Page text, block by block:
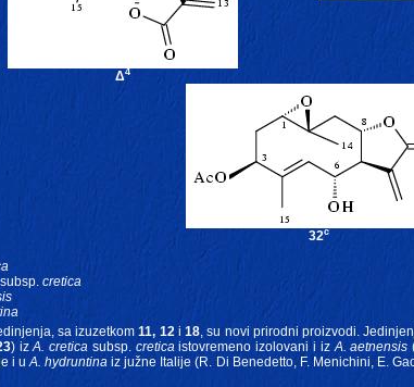
Δ4
32c
subsp. cretica
sa izuzetkom11, 12i18, su novi prirodni proizvodi.
) izA. cretica subsp. creticaistovremeno izolovani i izA. aetnensis
i uA. hydruntina iz južne Italije (R. Di Benedetto, F. Menichini, E.